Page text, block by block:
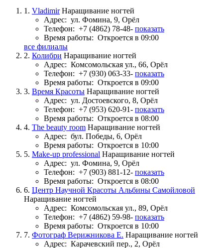
1. Vladimir Наращивание ногтей
Адрес: ул. Фомина, 9, Орёл
Телефон: +7 (4862) 78-48- показать
Время работы: Откроется в 09:00
все филиалы
2. Колибри Наращивание ногтей
Адрес: Комсомольская ул., 66, Орёл
Телефон: +7 (930) 063-33- показать
Время работы: Откроется в 09:00
3. Время Красоты Наращивание ногтей
Адрес: ул. Достоевского, 8, Орёл
Телефон: +7 (953) 620-91- показать
Время работы: Откроется в 08:00
4. The beauty room Наращивание ногтей
Адрес: бул. Победы, 6, Орёл
Время работы: Откроется в 10:00
5. Make-up professional Наращивание ногтей
Адрес: ул. Фомина, 9, Орёл
Телефон: +7 (903) 881-12- показать
Время работы: Откроется в 08:00
6. Центр Научной Красоты Альбины Самойловой
Наращивание ногтей
Адрес: Комсомольская ул., 89, Орёл
Телефон: +7 (4862) 59-98- показать
Время работы: Откроется в 10:00
7. Фотограф Верижникова Е. Наращивание ногтей
Адрес: Карачевский пер., 2, Орёл